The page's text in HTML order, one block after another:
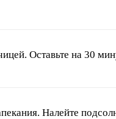
Оставьте на 30
Налейте